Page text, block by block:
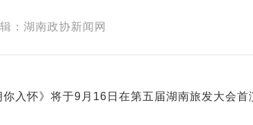
：湖南政协新闻网
入怀》将于9月16日在第五届湖南旅发大会首